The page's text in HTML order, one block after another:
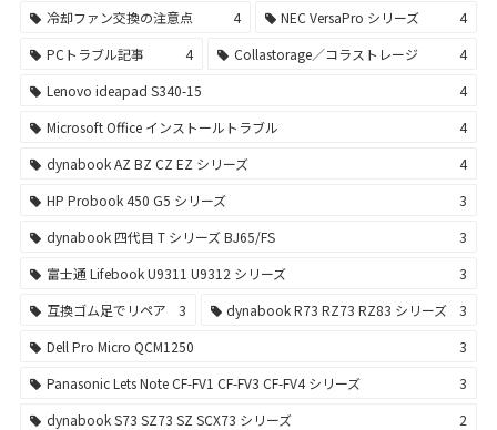
冷却ファン交換の注意点
4 NEC VersaPro シリーズ
4
PCトラブル記事
4 Collastorage／コラストレージ
4
Lenovo ideapad S340-15
4
Microsoft Office インストールトラブル
4
dynabook AZ BZ CZ EZ シリーズ
4
HP Probook 450 G5 シリーズ
3
dynabook 四代目 T シリーズ BJ65/FS
3
富士通 Lifebook U9311 U9312 シリーズ
3
互換ゴム足でリペア
3 dynabook R73 RZ73 RZ83 シリーズ
3
Dell Pro Micro QCM1250
3
Panasonic Lets Note CF-FV1 CF-FV3 CF-FV4 シリーズ
3
dynabook S73 SZ73 SZ SCX73 シリーズ
2